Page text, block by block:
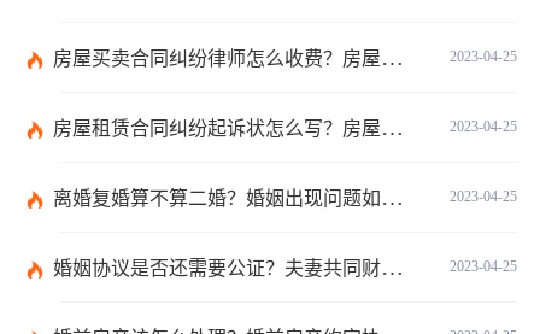
2023-04-25
房屋买卖合同纠纷律师怎么收费？房屋买卖合同网签的效力
2023-04-25
房屋租赁合同纠纷起诉状怎么写？房屋租赁纠纷怎么处理？
2023-04-25
离婚复婚算不算二婚？婚姻出现问题如何挽救？
2023-04-25
婚姻协议是否还需要公证？夫妻共同财产的范围有哪些？